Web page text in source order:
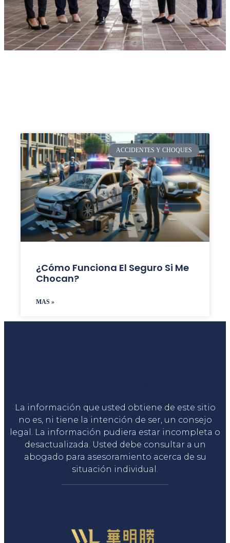
ACCIDENTES Y CHOQUES
¿Cómo Funciona El Seguro Si Me
Chocan?
MAS »
La información que usted obtiene de este sitio
no es, ni tiene la intención de ser, un consejo
legal. La información pudiera estar incompleta o
desactualizada. Usted debe consultar a un
abogado para asesoramiento acerca de su
situación individual.